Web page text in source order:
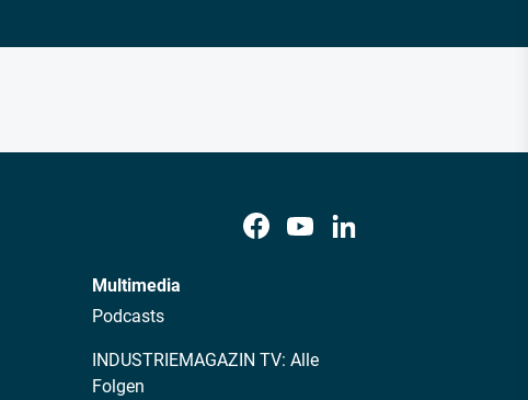
Multimedia
Podcasts
INDUSTRIEMAGAZIN TV: Alle
Folgen